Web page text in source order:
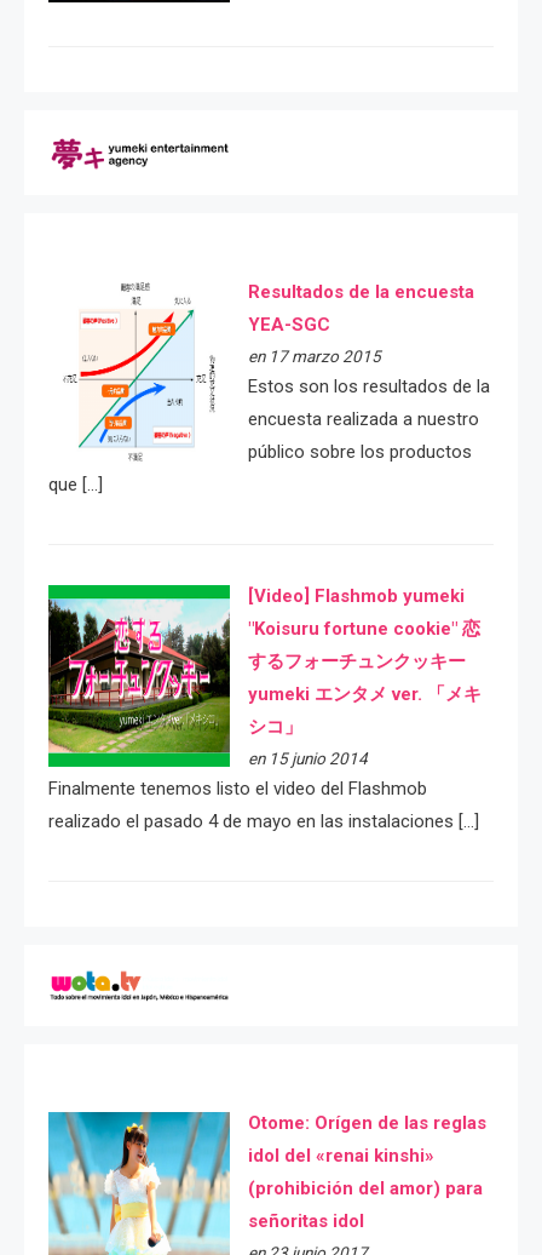
Resultados de la encuesta
YEA-SGC
en 17 marzo 2015
Estos son los resultados de la
encuesta realizada a nuestro
público sobre los productos
que […]
[Video] Flashmob yumeki
"Koisuru fortune cookie" 恋
するフォーチュンクッキー
yumeki エンタメ ver. 「メキ
シコ」
en 15 junio 2014
Finalmente tenemos listo el video del Flashmob
realizado el pasado 4 de mayo en las instalaciones […]
Otome: Orígen de las reglas
idol del «renai kinshi»
(prohibición del amor) para
señoritas idol